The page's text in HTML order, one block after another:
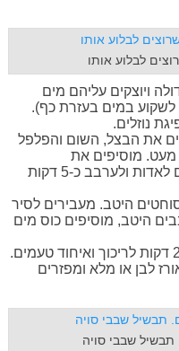
לבלוע אותו
ויוצקים עליהם מים
לשקוע במים בעזרת כף).
את הבצל, השום והפלפל
מעט. מוסיפים את
העגבניות, הפלפל והחומוס וממשיכים לאדות ולערבב כ-5 דקות
היטב. מעבירים לסיר
היטב, מוסיפים כוס מים
+ מנמיכים את הלהבה ומבשלים כ-20 דקות לריכוך ואיחוד טעמים.
לבן או מלא ומפזרים
שבבי סויה